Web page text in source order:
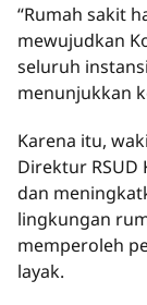
“Rumah sakit
mewujudkan
seluruh
menunjukkan
Karena itu,
Direktur RSUD
dan
lingkungan
memperoleh
layak.